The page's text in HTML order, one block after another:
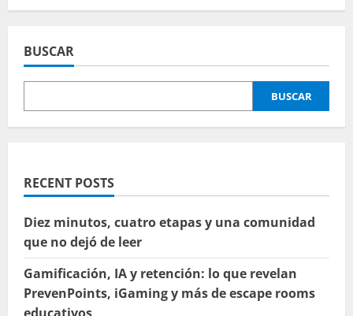
BUSCAR
BUSCAR
RECENT POSTS
Diez minutos, cuatro etapas y una comunidad
que no dejó de leer
Gamificación, IA y retención: lo que revelan
PrevenPoints, iGaming y más de escape rooms